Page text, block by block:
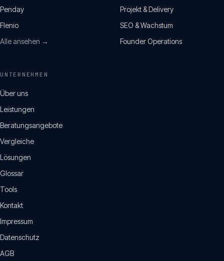
Penday
Flenio
Alle ansehen →
Projekt & Delivery
SEO & Wachstum
Founder Operations
UNTERNEHMEN
Über uns
Leistungen
Beratungsangebote
Vergleiche
Lösungen
Glossar
Tools
Kontakt
Impressum
Datenschutz
AGB